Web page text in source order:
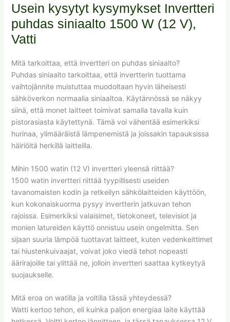
Usein kysytyt kysymykset Invertteri
puhdas siniaalto 1500 W (12 V),
Vatti
Mitä tarkoittaa, että invertteri on puhdas siniaalto?
Puhdas siniaalto tarkoittaa, että invertterin tuottama
vaihtojännite muistuttaa muodoltaan hyvin läheisesti
sähköverkon normaalia siniaaltoa. Käytännössä se näkyy
siinä, että monet laitteet toimivat samalla tavalla kuin
pistorasiasta käytettynä. Tämä voi vähentää esimerkiksi
hurinaa, ylimääräistä lämpenemistä ja joissakin tapauksissa
häiriöitä herkillä laitteilla.
Mihin 1500 watin (12 V) invertteri yleensä riittää?
1500 watin invertteri riittää tyypillisesti useiden
tavanomaisten kodin ja retkeilyn sähkölaitteiden käyttöön,
kun kokonaiskuorma pysyy invertterin jatkuvan tehon
rajoissa. Esimerkiksi valaisimet, tietokoneet, televisiot ja
monien latureiden käyttö onnistuu usein ongelmitta. Sen
sijaan suuria lämpöä tuottavat laitteet, kuten vedenkeittimet
tai hiustenkuivaajat, voivat joko viedä tehot nopeasti
äärirajoille tai ylittää ne, jolloin invertteri saattaa kytkeytyä
suojaukselle.
Mitä eroa on watilla ja voltilla tässä yhteydessä?
Watti kertoo tehon, eli kuinka paljon energiaa laite käyttää